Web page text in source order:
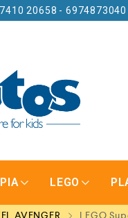
20658 - 6974873040
LEGO
AVENGER LEGO